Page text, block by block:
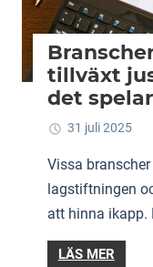
tillväxt
det
31 juli 2025
Vissa
lagstiftningen
att hinna ikapp.
LÄS MER